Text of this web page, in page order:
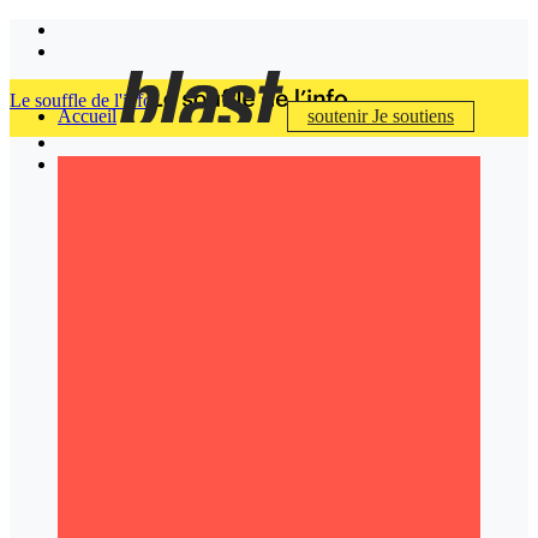
Accueil soutenirJe soutiens
Le souffle de l'info